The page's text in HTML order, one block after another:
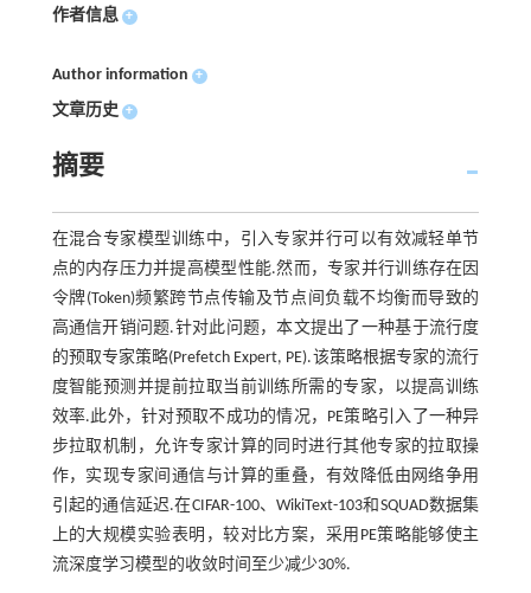
作者信息 +
Author information +
文章历史 +
摘要
在混合专家模型训练中，引入专家并行可以有效减轻单节
点的内存压力并提高模型性能.然而，专家并行训练存在因
令牌(Token)频繁跨节点传输及节点间负载不均衡而导致的
高通信开销问题.针对此问题，本文提出了一种基于流行度
的预取专家策略(Prefetch Expert, PE).该策略根据专家的流行
度智能预测并提前拉取当前训练所需的专家，以提高训练
效率.此外，针对预取不成功的情况，PE策略引入了一种异
步拉取机制，允许专家计算的同时进行其他专家的拉取操
作，实现专家间通信与计算的重叠，有效降低由网络争用
引起的通信延迟.在CIFAR-100、WikiText-103和SQUAD数据集
上的大规模实验表明，较对比方案，采用PE策略能够使主
流深度学习模型的收敛时间至少减少30%.